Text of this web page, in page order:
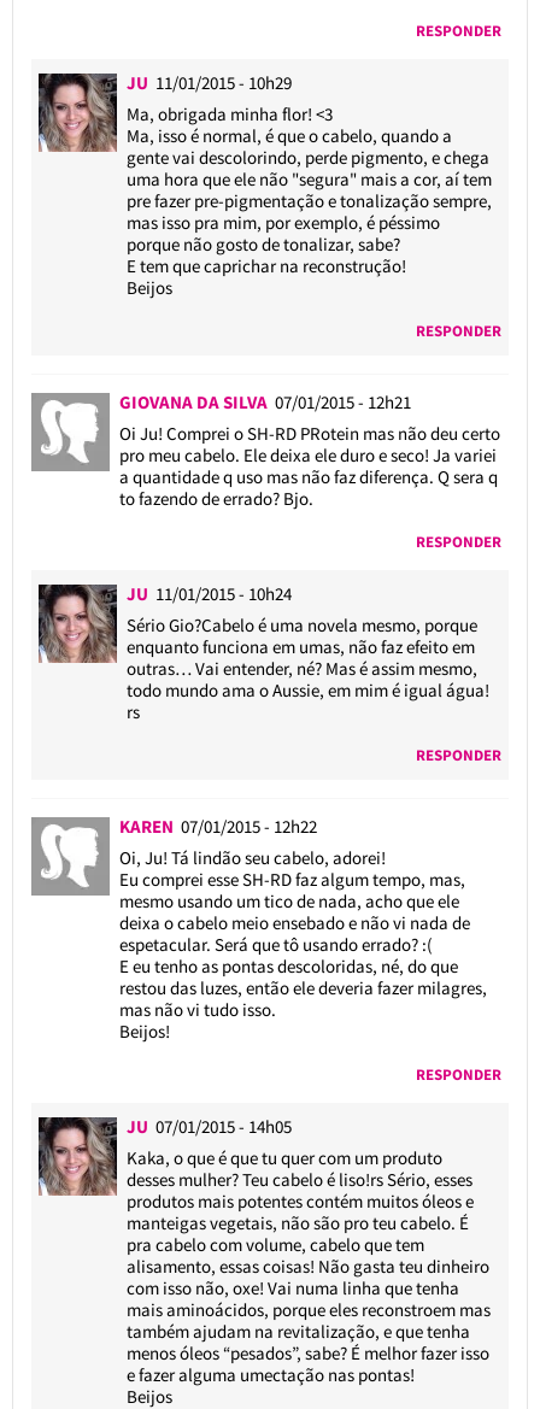
RESPONDER
JU 11/01/2015 - 10h29
Ma, obrigada minha flor! <3
Ma, isso é normal, é que o cabelo, quando a
gente vai descolorindo, perde pigmento, e chega
uma hora que ele não "segura" mais a cor, aí tem
pre fazer pre-pigmentação e tonalização sempre,
mas isso pra mim, por exemplo, é péssimo
porque não gosto de tonalizar, sabe?
E tem que caprichar na reconstrução!
Beijos
RESPONDER
GIOVANA DA SILVA 07/01/2015 - 12h21
Oi Ju! Comprei o SH-RD PRotein mas não deu certo
pro meu cabelo. Ele deixa ele duro e seco! Ja variei
a quantidade q uso mas não faz diferença. Q sera q
to fazendo de errado? Bjo.
RESPONDER
JU 11/01/2015 - 10h24
Sério Gio?Cabelo é uma novela mesmo, porque
enquanto funciona em umas, não faz efeito em
outras… Vai entender, né? Mas é assim mesmo,
todo mundo ama o Aussie, em mim é igual água!
rs
RESPONDER
KAREN 07/01/2015 - 12h22
Oi, Ju! Tá lindão seu cabelo, adorei!
Eu comprei esse SH-RD faz algum tempo, mas,
mesmo usando um tico de nada, acho que ele
deixa o cabelo meio ensebado e não vi nada de
espetacular. Será que tô usando errado? :(
E eu tenho as pontas descoloridas, né, do que
restou das luzes, então ele deveria fazer milagres,
mas não vi tudo isso.
Beijos!
RESPONDER
JU 07/01/2015 - 14h05
Kaka, o que é que tu quer com um produto
desses mulher? Teu cabelo é liso!rs Sério, esses
produtos mais potentes contém muitos óleos e
manteigas vegetais, não são pro teu cabelo. É
pra cabelo com volume, cabelo que tem
alisamento, essas coisas! Não gasta teu dinheiro
com isso não, oxe! Vai numa linha que tenha
mais aminoácidos, porque eles reconstroem mas
também ajudam na revitalização, e que tenha
menos óleos “pesados”, sabe? É melhor fazer isso
e fazer alguma umectação nas pontas!
Beijos